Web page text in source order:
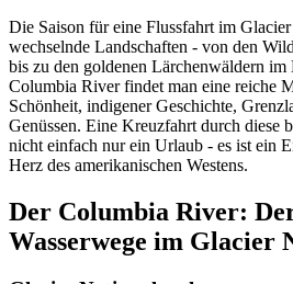
Die Saison für eine Flussfahrt im
wechselnde Landschaften - von den
bis zu den goldenen Lärchenwäldern im
Columbia River findet man eine reiche
Schönheit, indigener Geschichte,
Genüssen. Eine Kreuzfahrt durch diese
nicht einfach nur ein Urlaub - es ist ein
Herz des amerikanischen Westens.
Der Columbia River:
Wasserwege im Glacier